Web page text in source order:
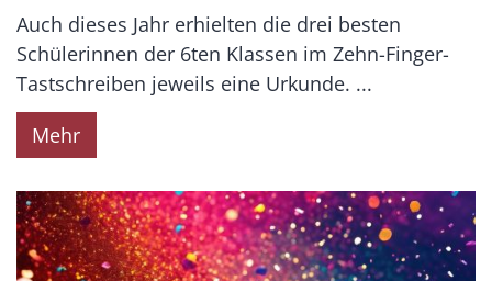
Auch dieses Jahr erhielten die drei besten
Schülerinnen der 6ten Klassen im Zehn-Finger-
Tastschreiben jeweils eine Urkunde. ...
Mehr